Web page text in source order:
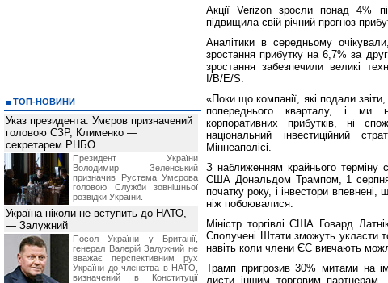
Акції Verizon зросли понад 4%
підвищила свій річний прогноз
Аналітики в середньому
зростання прибутку на 6,7% за
зростання забезпечили великі
I/B/E/S.
«Поки що компанії, які подали
попереднього кварталу, і ми
корпоративних прибутків, ні
національний інвестиційний
Міннеаполісі.
З наближенням крайнього терміну
США Дональдом Трампом, 1
початку року, і інвестори
ніж побоювалися.
Міністр торгівлі США Говард
Сполучені Штати зможуть укласти
навіть коли члени ЄС вивчають
Трамп пригрозив 30% митами на
листи іншим торговим
ТОП-НОВИНИ
Указ президента: Умєров призначений
головою СЗР, Клименко —
секретарем РНБО
Президент України
Володимир Зеленський
призначив Pустема Умєрова
головою Служби зовнішньої
розвідки України.
Україна ніколи не вступить до НАТО,
— Залужний
Посол України у Британії,
генерал Валерій Залужний не
вважає перспективним рух
України до членства в НАТО,
визначений в Конституції